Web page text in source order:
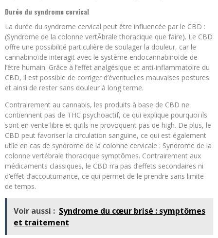
Durée du syndrome cervical
La durée du syndrome cervical peut être influencée par le CBD :
(Syndrome de la colonne vertÃbrale thoracique que faire). Le CBD
offre une possibilité particulière de soulager la douleur, car le
cannabinoïde interagit avec le système endocannabinoïde de
l’être humain. Grâce à l’effet analgésique et anti-inflammatoire du
CBD, il est possible de corriger d’éventuelles mauvaises postures
et ainsi de rester sans douleur à long terme.
Contrairement au cannabis, les produits à base de CBD ne
contiennent pas de THC psychoactif, ce qui explique pourquoi ils
sont en vente libre et qu’ils ne provoquent pas de high. De plus, le
CBD peut favoriser la circulation sanguine, ce qui est également
utile en cas de syndrome de la colonne cervicale : Syndrome de la
colonne vertébrale thoracique symptômes. Contrairement aux
médicaments classiques, le CBD n’a pas d’effets secondaires ni
d’effet d’accoutumance, ce qui permet de le prendre sans limite
de temps.
Voir aussi : Syndrome du cœur brisé : symptômes
et traitement